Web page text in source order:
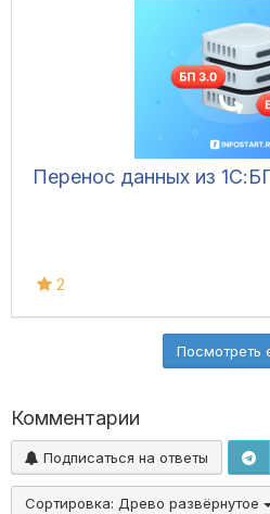
Перенос данных из
2
Посмотреть
Комментарии
Подписаться на ответы
Сортировка: Древо развёрнутое